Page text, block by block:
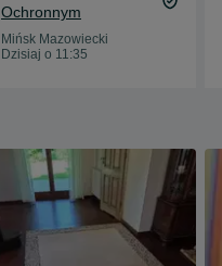
Ochronnym
Mińsk Mazowiecki
Dzisiaj o 11:35